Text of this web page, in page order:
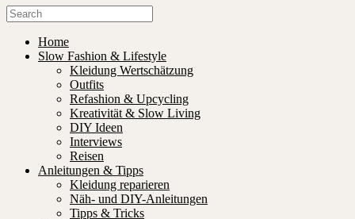
Home
Slow Fashion & Lifestyle
Kleidung Wertschätzung
Outfits
Refashion & Upcycling
Kreativität & Slow Living
DIY Ideen
Interviews
Reisen
Anleitungen & Tipps
Kleidung reparieren
Näh- und DIY-Anleitungen
Tipps & Tricks